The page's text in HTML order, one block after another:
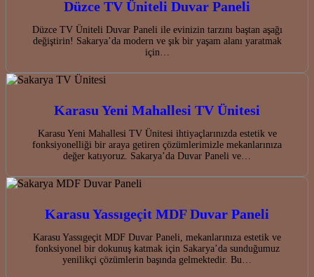
Düzce TV Üniteli Duvar Paneli
Düzce TV Üniteli Duvar Paneli ile evinizin tarzını baştan aşağı
değiştirin! Sakarya’da modern ve şık bir yaşam alanı yaratmak
için…
Karasu Yeni Mahallesi TV Ünitesi
Karasu Yeni Mahallesi TV Ünitesi ihtiyaçlarınızda estetik ve
fonksiyonelliği bir araya getiren çözümlerimizle mekanlarınıza
değer katıyoruz. Sakarya’da Duvar Paneli ve…
Karasu Yassıgeçit MDF Duvar Paneli
Karasu Yassıgeçit MDF Duvar Paneli, mekanlarınıza estetik ve
fonksiyonel bir dokunuş katmak için Sakarya’da sunduğumuz
yenilikçi çözümlerin başında gelmektedir. Bu…